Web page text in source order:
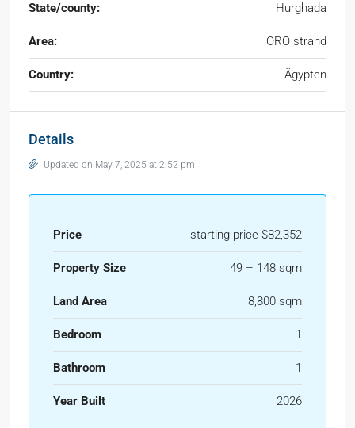
State/county: Hurghada
Area: ORO strand
Country: Ägypten
Details
Updated on May 7, 2025 at 2:52 pm
Price starting price $82,352
Property Size 49 – 148 sqm
Land Area 8,800 sqm
Bedroom 1
Bathroom 1
Year Built 2026